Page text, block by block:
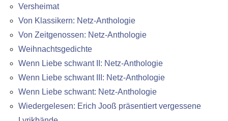
Versheimat
Von Klassikern: Netz-Anthologie
Von Zeitgenossen: Netz-Anthologie
Weihnachtsgedichte
Wenn Liebe schwant II: Netz-Anthologie
Wenn Liebe schwant III: Netz-Anthologie
Wenn Liebe schwant: Netz-Anthologie
Wiedergelesen: Erich Jooß präsentiert vergessene